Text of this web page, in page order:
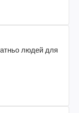
людей для